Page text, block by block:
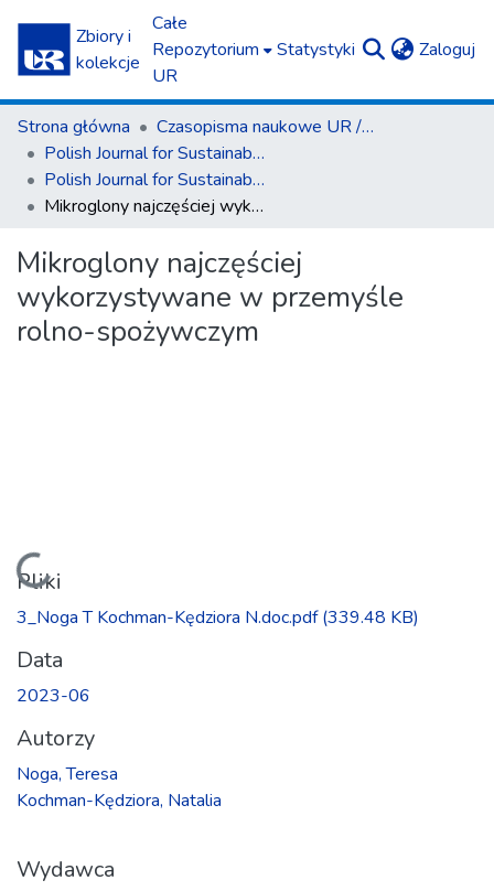
Zbiory i
kolekcje
Całe
Repozytorium
UR
Statystyki Zaloguj
Strona główna
Czasopisma naukowe UR / Scientific Journals
Polish Journal for Sustainable Development
Polish Journal for Sustainable Development T. 27 cz. 1 (2023)
Mikroglony najczęściej wykorzystywane w przemyśle rolno-spożywczym
Mikroglony najczęściej
wykorzystywane w przemyśle
rolno-spożywczym
Ładowanie...
Pliki
3_Noga T Kochman-Kędziora N.doc.pdf(339.48 KB)
Data
2023-06
Autorzy
Noga, Teresa
Kochman-Kędziora, Natalia
Wydawca